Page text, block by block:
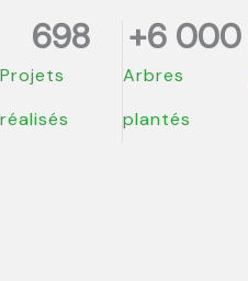
Projets
réalisés
698
Arbres
plantés
+6 000